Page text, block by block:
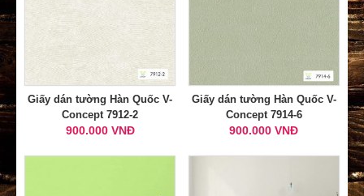
Giấy dán tường Hàn Quốc V-
Concept 7912-2
900.000 VNĐ
Giấy dán tường Hàn Quốc V-
Concept 7914-6
900.000 VNĐ